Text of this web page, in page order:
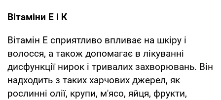
Вітаміни Е і К
Вітамін Е сприятливо впливає на шкіру і
волосся, а також допомагає в лікуванні
дисфункції нирок і тривалих захворювань. Він
надходить з таких харчових джерел, як
рослинні олії, крупи, м'ясо, яйця, фрукти,